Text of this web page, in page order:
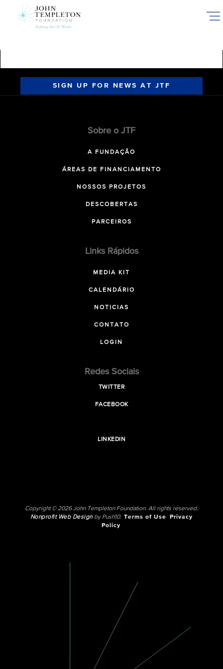
SIGN UP FOR NEWS AT JTF
Sobre o JTF
A FUNDAÇÃO
ÁREAS DE FINANCIAMENTO
NOSSOS PROJETOS
DESCOBERTAS
PARCEIROS
Links Rápidos
MEDIA KIT
CALENDÁRIO
NOTICIAS
CONTATO
LOGIN
Redes Sociais
TWITTER
FACEBOOK
LINKEDIN
Copyright © 2026 John Templeton Foundation. All rights reserved.
Nonprofit Web Designby Push10. Terms of Use
Privacy
Policy